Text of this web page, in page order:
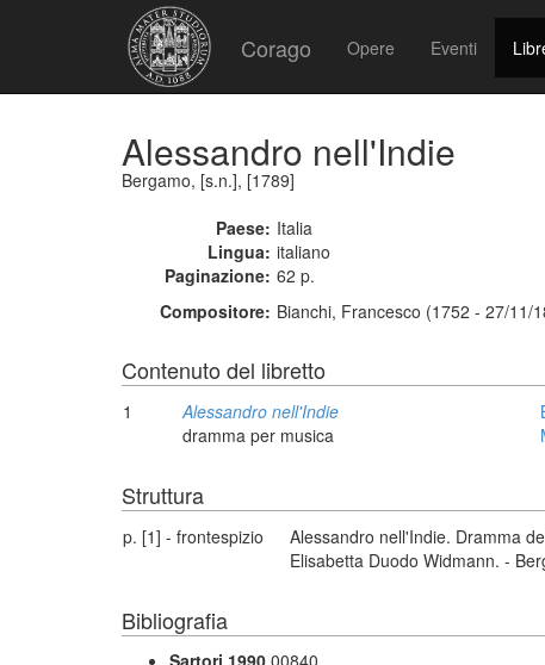
Corago Opere Eventi
Alessandro nell'Indie
Bergamo, [s.n.], [1789]
Paese: Italia
Lingua: italiano
Paginazione: 62 p.
Compositore: Bianchi, Francesco (1752 - 27/11/
Contenuto del libretto
1
Alessandro nell'Indie
dramma per musica
Struttura
p. [1] - frontespizio
Alessandro nell'Indie. Dramma
Elisabetta Duodo Widmann. -
Bibliografia
Sartori 1990 00840